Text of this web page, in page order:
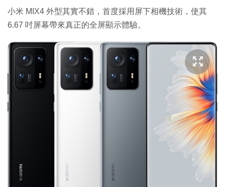
小米 MIX4 外型其實不錯，首度採用屏下相機技術，使其
6.67 吋屏幕帶來真正的全屏顯示體驗。